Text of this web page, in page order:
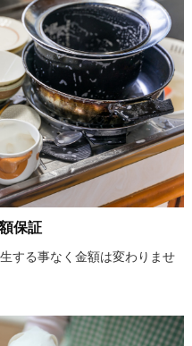
保証
する事なく金額は変わりませ